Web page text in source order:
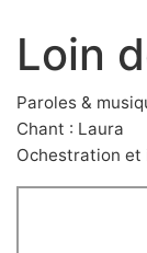
Loin
Paroles &
Chant : Laura
Ochestration et